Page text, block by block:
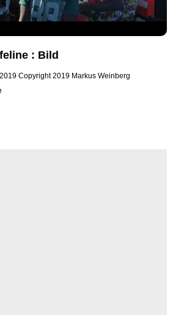
: Bild
Copyright 2019 Markus Weinberg